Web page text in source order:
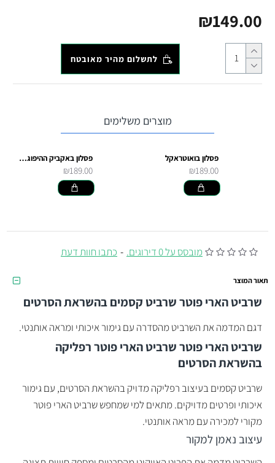
מובסס על 0 דירוגים. - כתבו חוות דעת
₪149.00
לתשלום מהיר מאובטח
מוצרים משלימים
פסלון בואוטראקל
₪189.00
פסלון באקביק ההיפוגריף
₪189.00
תאור המוצר
שרביט הארי פוטר שרביט קסמים בהשראת הסרטים
דגם המדמה את השרביט מהסדרה עם גימור איכותי ומראה אותנטי.
שרביט הארי פוטר שרביט הארי פוטר רפליקה
בהשראת הסרטים
שרביט קסמים בעיצוב רפליקה מדויק בהשראת הסרטים, עם גימור
איכותי ופרטים מדויקים. מתאים למי שמחפש שרביט הארי פוטר
מקורי למכירה עם מראה אותנטי.
עיצוב נאמן למקור